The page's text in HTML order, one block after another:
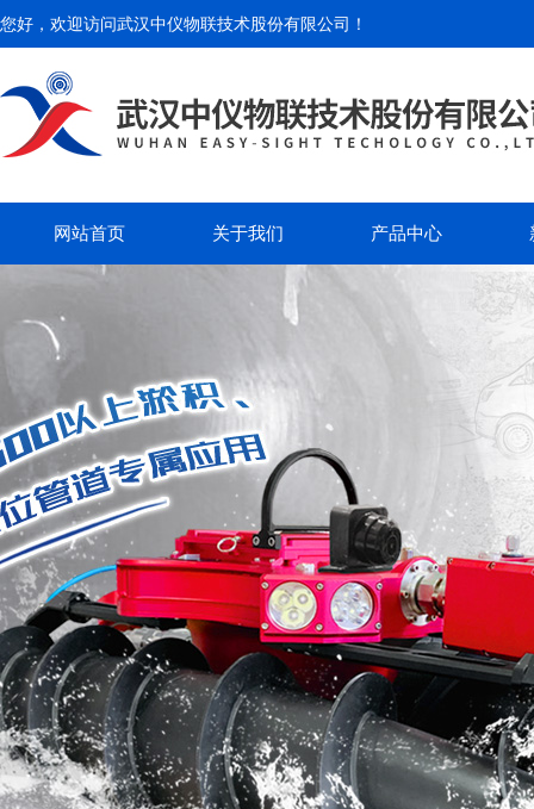
您好，欢迎访问武汉中仪物联技术股份有限公司 ！
网站首页 关于我们 产品中心